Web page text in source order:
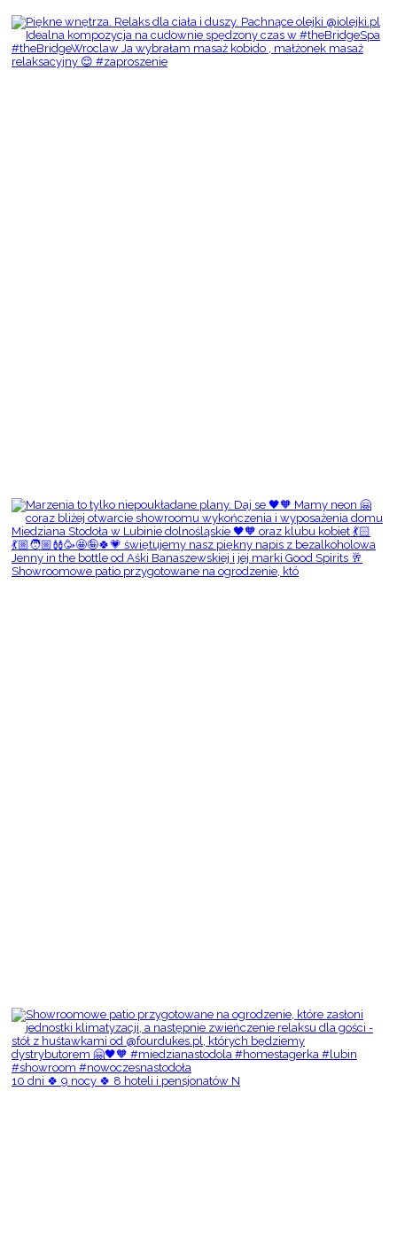
Showroomowe patio przygotowane na ogrodzenie, któ
10 dni 🍀 9 nocy 🍀 8 hoteli i pensjonatów N